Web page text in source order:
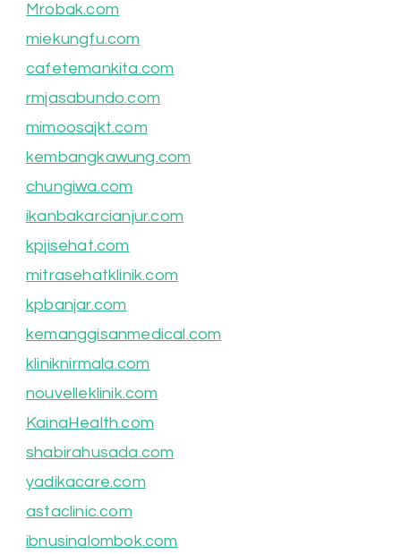
Mrobak.com
miekungfu.com
cafetemankita.com
rmjasabundo.com
mimoosajkt.com
kembangkawung.com
chungiwa.com
ikanbakarcianjur.com
kpjisehat.com
mitrasehatklinik.com
kpbanjar.com
kemanggisanmedical.com
kliniknirmala.com
nouvelleklinik.com
KainaHealth.com
shabirahusada.com
yadikacare.com
astaclinic.com
ibnusinalombok.com